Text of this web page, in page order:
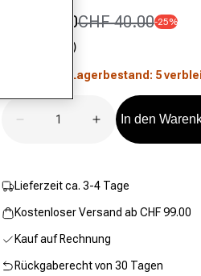
Verkaufspreis
CHF 29.90
Normaler PreisCHF 40.00-25%
Kein
Link
gleichen
Seite.
(0)
Niedriger Lagerbestand: 5
Anzahl
Verringere die Menge für
Erhöhe die
In den
Lieferzeit ca. 3-4 Tage
Kostenloser Versand ab CHF 99.00
Kauf auf Rechnung
Rückgaberecht von 30 Tagen